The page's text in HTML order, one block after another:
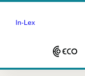
Saltar
In-Lex